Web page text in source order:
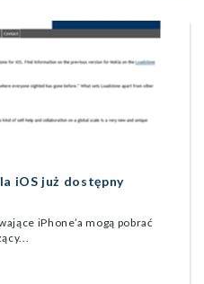
iOS już dostępny
iPhone’a mogą pobrać